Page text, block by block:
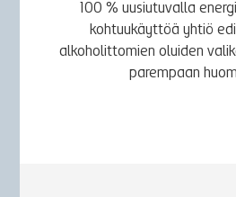
100 % uusiutuvalla
kohtuukäyttöä yhtiö
alkoholittomien oluiden
parempaan